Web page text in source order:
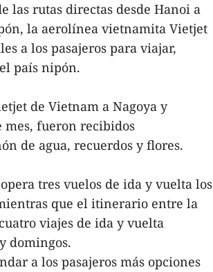
las rutas directas desde Hanoi a
la aerolínea vietnamita Vietjet
a los pasajeros para viajar,
país nipón.
de Vietnam a Nagoya y
mes, fueron recibidos
de agua, recuerdos y flores.
tres vuelos de ida y vuelta los
que el itinerario entre la
viajes de ida y vuelta
domingos.
a los pasajeros más opciones